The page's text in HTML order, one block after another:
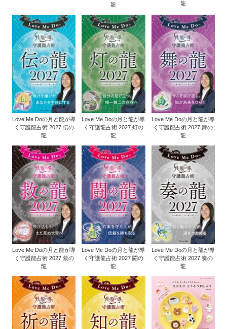
龍
龍
Love Me Doの月と龍が導
く守護龍占術 2027 伝の
龍
Love Me Doの月と龍が導
く守護龍占術 2027 灯の
龍
Love Me Doの月と龍が導
く守護龍占術 2027 舞の
龍
Love Me Doの月と龍が導
く守護龍占術 2027 救の
龍
Love Me Doの月と龍が導
く守護龍占術 2027 闘の
龍
Love Me Doの月と龍が導
く守護龍占術 2027 奏の
龍